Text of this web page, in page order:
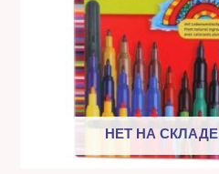
НЕТ НА СКЛАДЕ